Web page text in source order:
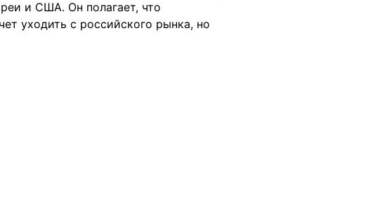
и США. Он полагает, что
уходить с российского рынка, но